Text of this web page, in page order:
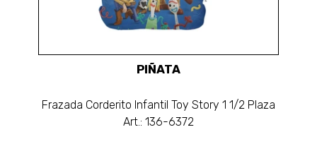
PIÑATA
Frazada Corderito Infantil Toy Story 1 1/2 Plaza
Art.: 136-6372